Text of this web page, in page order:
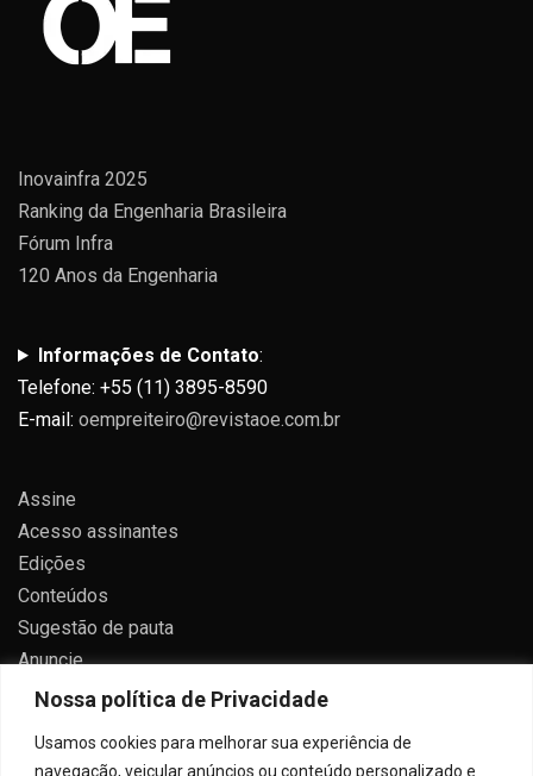
Nossa política de Privacidade
Usamos cookies para melhorar sua experiência de
navegação, veicular anúncios ou conteúdo personalizado e
Inovainfra 2025
Ranking da Engenharia Brasileira
Fórum Infra
120 Anos da Engenharia
Informações de Contato:
Telefone: +55 (11) 3895-8590
E-mail: oempreiteiro@revistaoe.com.br
Assine
Acesso assinantes
Edições
Conteúdos
Sugestão de pauta
Anuncie
Contato